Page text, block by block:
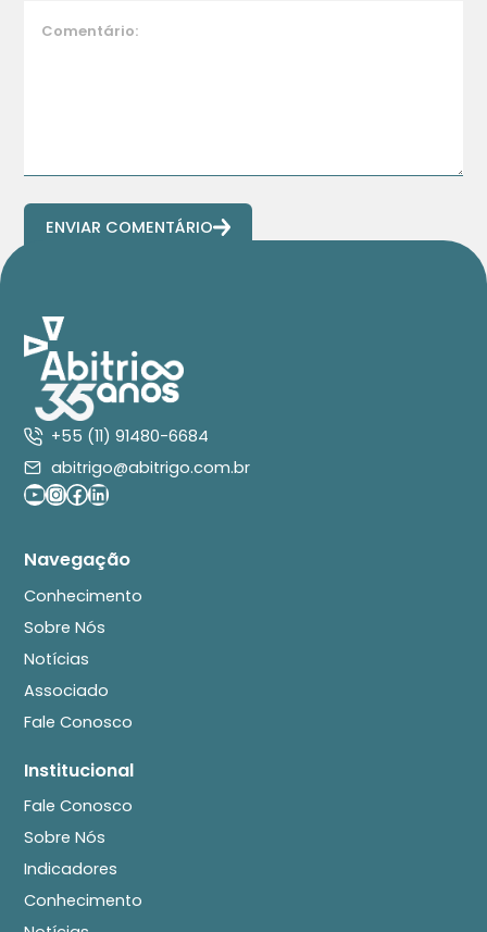
ENVIAR COMENTÁRIO
+55 (11) 91480-6684
abitrigo@abitrigo.com.br
Youtube
Instagram
Facebook
LinkedIn
Navegação
Conhecimento
Sobre Nós
Notícias
Associado
Fale Conosco
Institucional
Fale Conosco
Sobre Nós
Indicadores
Conhecimento